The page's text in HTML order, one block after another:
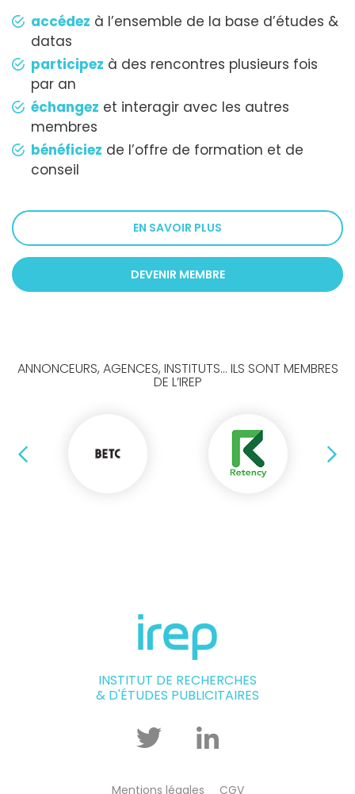
accédez à l’ensemble de la base d’études &
datas
participez à des rencontres plusieurs fois
par an
échangez et interagir avec les autres
membres
bénéficiez de l’offre de formation et de
conseil
EN SAVOIR PLUS
DEVENIR MEMBRE
ANNONCEURS, AGENCES, INSTITUTS... ILS SONT MEMBRES
DE L’IREP
INSTITUT DE RECHERCHES
& D'ÉTUDES PUBLICITAIRES
Twitter Linkedin
Mentions légales CGV